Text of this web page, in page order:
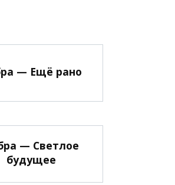
— Ещё рано
— Светлое
будущее